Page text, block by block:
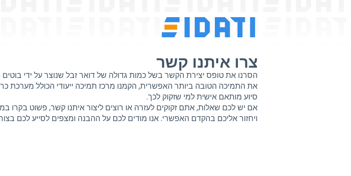
צרו איתנו קשר
הסרנו את טופס יצירת הקשר בשל כמות גדולה של דואר זבל שנוצר על ידי בוטים
את התמיכה הטובה ביותר האפשרית, הקמנו מרכז תמיכה ייעודי הכולל מערכת
סיוע מותאם אישית למי שזקוק לכך.
אם יש לכם שאלות, אתם זקוקים לעזרה או רוצים ליצור איתנו קשר, פשוט בקרו
ויחזור אליכם בהקדם האפשרי. אנו מודים לכם על ההבנה ומצפים לסייע לכם